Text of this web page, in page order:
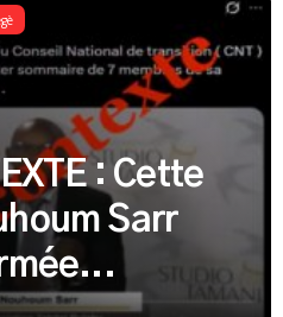
: Cette
Sarr